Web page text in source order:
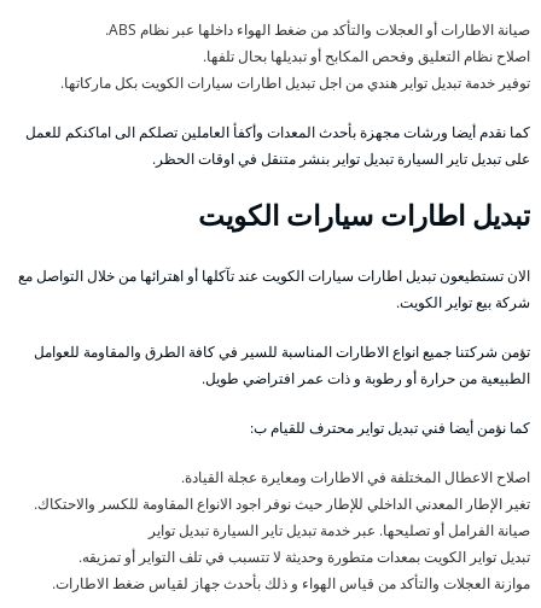
صيانة الاطارات أو العجلات والتأكد من ضغط الهواء داخلها عبر نظام ABS.
اصلاح نظام التعليق وفحص المكابح أو تبديلها بحال تلفها.
توفير خدمة تبديل تواير هندي من اجل تبديل اطارات سيارات الكويت بكل ماركاتها.
كما نقدم أيضا ورشات مجهزة بأحدث المعدات وأكفأ العاملين تصلكم الى اماكنكم للعمل
على تبديل تاير السيارة تبديل تواير بنشر متنقل في اوقات الحظر.
تبديل اطارات سيارات الكويت
الان تستطيعون تبديل اطارات سيارات الكويت عند تآكلها أو اهترائها من خلال التواصل مع
شركة بيع تواير الكويت.
تؤمن شركتنا جميع انواع الاطارات المناسبة للسير في كافة الطرق والمقاومة للعوامل
الطبيعية من حرارة أو رطوبة و ذات عمر افتراضي طويل.
كما نؤمن أيضا فني تبديل تواير محترف للقيام ب:
اصلاح الاعطال المختلفة في الاطارات ومعايرة عجلة القيادة.
تغير الإطار المعدني الداخلي للإطار حيث نوفر اجود الانواع المقاومة للكسر والاحتكاك.
صيانة الفرامل أو تصليحها. عبر خدمة تبديل تاير السيارة تبديل تواير
تبديل تواير الكويت بمعدات متطورة وحديثة لا تتسبب في تلف التواير أو تمزيقه.
موازنة العجلات والتأكد من قياس الهواء و ذلك بأحدث جهاز لقياس ضغط الاطارات.